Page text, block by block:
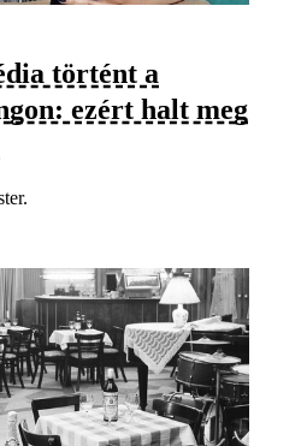
történt a
ezért halt meg